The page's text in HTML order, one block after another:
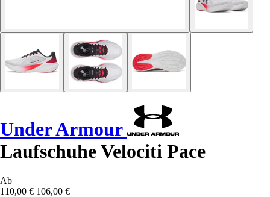
Under Armour
Laufschuhe Velociti Pace
Ab
110,00 € 106,00 €